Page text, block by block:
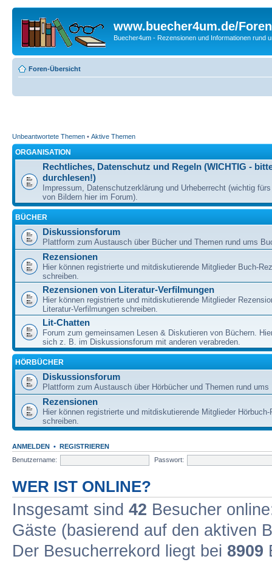
www.buecher4um.de/Foren
Buecher4um - Rezensionen und Informationen rund
Foren-Übersicht
Unbeantwortete Themen • Aktive Themen
ORGANISATION
Rechtliches, Datenschutz und Regeln (WICHTIG -
durchlesen!)
Impressum, Datenschutzerklärung und Urheberrecht (wichtig
von Bildern hier im Forum).
BÜCHER
Diskussionsforum
Plattform zum Austausch über Bücher und Themen rund ums
Rezensionen
Hier können registrierte und mitdiskutierende Mitglieder Buch-
schreiben.
Rezensionen von Literatur-Verfilmungen
Hier können registrierte und mitdiskutierende Mitglieder
Literatur-Verfilmungen schreiben.
Lit-Chatten
Forum zum gemeinsamen Lesen & Diskutieren von Büchern.
sich z. B. im Diskussionsforum mit anderen verabreden.
HÖRBÜCHER
Diskussionsforum
Plattform zum Austausch über Hörbücher und Themen rund ums
Rezensionen
Hier können registrierte und mitdiskutierende Mitglieder Hörbuch-
schreiben.
ANMELDEN • REGISTRIEREN
Benutzername:
Passwort:
WER IST ONLINE?
Insgesamt sind 42 Besucher
Gäste (basierend auf den aktiven
Der Besucherrekord liegt bei 8909